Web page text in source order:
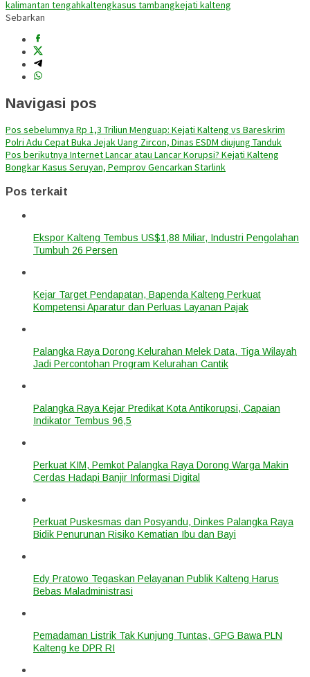
kalimantan tengahkaltengkasus tambangkejati kalteng
Sebarkan
Navigasi pos
Pos sebelumnya Rp 1,3 Triliun Menguap: Kejati Kalteng vs Bareskrim
Polri Adu Cepat Buka Jejak Uang Zircon, Dinas ESDM diujung Tanduk
Pos berikutnya Internet Lancar atau Lancar Korupsi? Kejati Kalteng
Bongkar Kasus Seruyan, Pemprov Gencarkan Starlink
Pos terkait
Ekspor Kalteng Tembus US$1,88 Miliar, Industri Pengolahan
Tumbuh 26 Persen
Kejar Target Pendapatan, Bapenda Kalteng Perkuat
Kompetensi Aparatur dan Perluas Layanan Pajak
Palangka Raya Dorong Kelurahan Melek Data, Tiga Wilayah
Jadi Percontohan Program Kelurahan Cantik
Palangka Raya Kejar Predikat Kota Antikorupsi, Capaian
Indikator Tembus 96,5
Perkuat KIM, Pemkot Palangka Raya Dorong Warga Makin
Cerdas Hadapi Banjir Informasi Digital
Perkuat Puskesmas dan Posyandu, Dinkes Palangka Raya
Bidik Penurunan Risiko Kematian Ibu dan Bayi
Edy Pratowo Tegaskan Pelayanan Publik Kalteng Harus
Bebas Maladministrasi
Pemadaman Listrik Tak Kunjung Tuntas, GPG Bawa PLN
Kalteng ke DPR RI